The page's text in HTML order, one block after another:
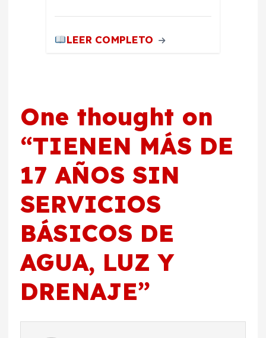
LEER COMPLETO
One thought on
“TIENEN MÁS DE
17 AÑOS SIN
SERVICIOS
BÁSICOS DE
AGUA, LUZ Y
DRENAJE”